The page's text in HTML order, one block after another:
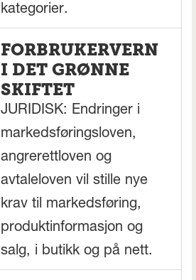
kategorier.
FORBRUKERVERN
I DET GRØNNE
SKIFTET
JURIDISK: Endringer i
markedsføringsloven,
angrerettloven og
avtaleloven vil stille nye
krav til markedsføring,
produktinformasjon og
salg, i butikk og på nett.